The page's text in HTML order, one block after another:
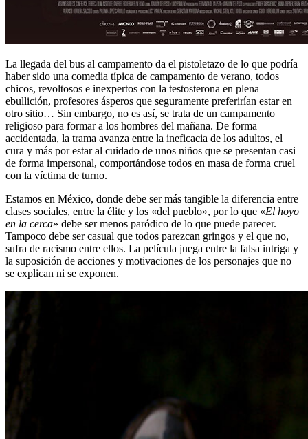
La llegada del bus al campamento da el pistoletazo de lo que podría
haber sido una comedia típica de campamento de verano, todos
chicos, revoltosos e inexpertos con la testosterona en plena
ebullición, profesores ásperos que seguramente preferirían estar en
otro sitio… Sin embargo, no es así, se trata de un campamento
religioso para formar a los hombres del mañana. De forma
accidentada, la trama avanza entre la ineficacia de los adultos, el
cura y más por estar al cuidado de unos niños que se presentan casi
de forma impersonal, comportándose todos en masa de forma cruel
con la víctima de turno.
Estamos en México, donde debe ser más tangible la diferencia entre
clases sociales, entre la élite y los «del pueblo», por lo que «El hoyo
en la cerca» debe ser menos paródico de lo que puede parecer.
Tampoco debe ser casual que todos parezcan gringos y el que no,
sufra de racismo entre ellos. La película juega entre la falsa intriga y
la suposición de acciones y motivaciones de los personajes que no
se explican ni se exponen.